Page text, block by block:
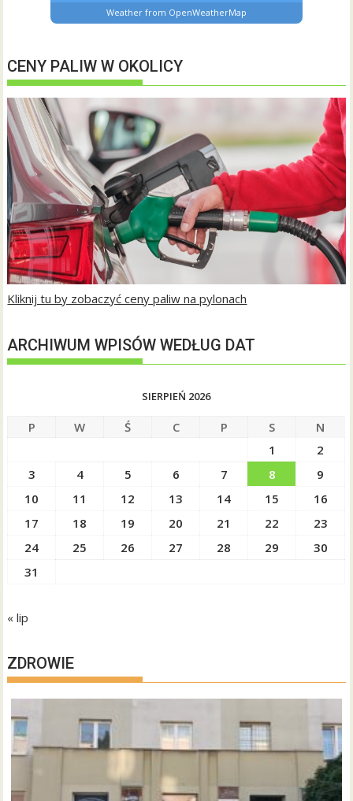
Weather from OpenWeatherMap
CENY PALIW W OKOLICY
Kliknij tu by zobaczyć ceny paliw na pylonach
ARCHIWUM WPISÓW WEDŁUG DAT
SIERPIEŃ 2026
P W Ś C P S
N
1
2
3
4 5 6 7 8
9
10
11 12 13 14 15
16
17
18 19 20 21 22
23
24
25 26 27 28 29
30
31
« lip
ZDROWIE